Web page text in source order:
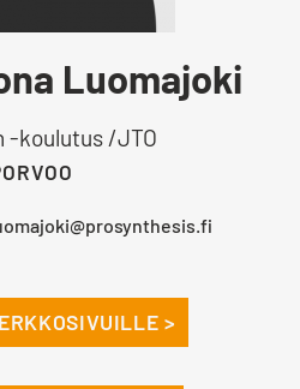
Luomajoki
-koulutus /JTO
>